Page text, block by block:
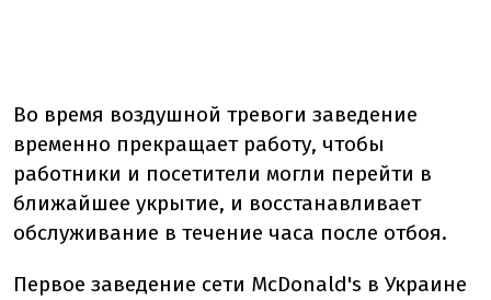
Во время воздушной тревоги заведение
временно прекращает работу, чтобы
работники и посетители могли перейти в
ближайшее укрытие, и восстанавливает
обслуживание в течение часа после отбоя.
Первое заведение сети McDonald's в Украине